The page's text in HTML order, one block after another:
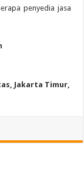
penyedia jasa
Jakarta Timur,